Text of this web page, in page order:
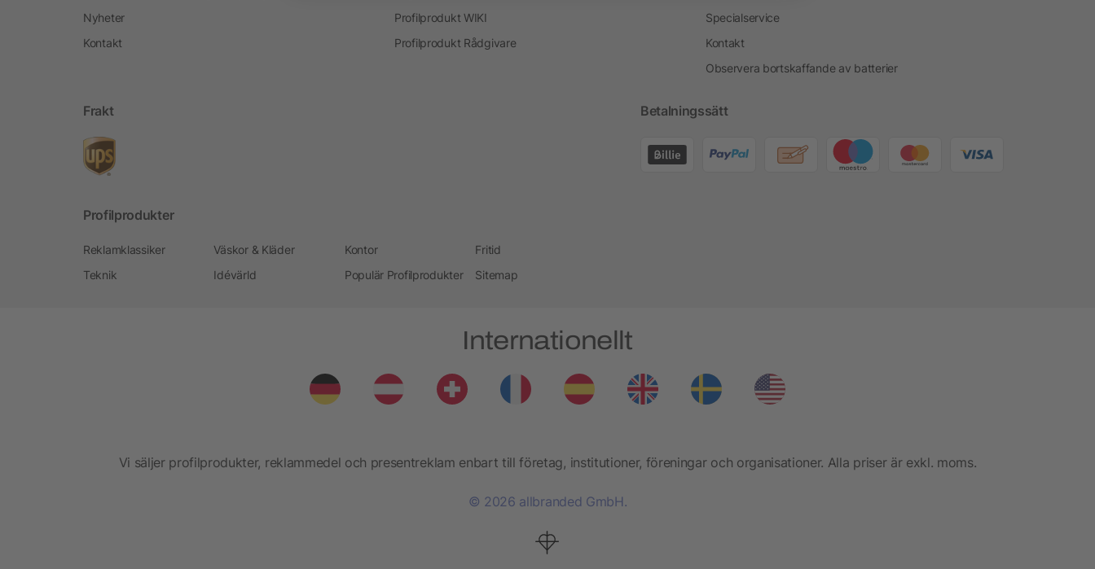
Nyheter
Kontakt
Profilprodukt WIKI
Profilprodukt Rådgivare
Specialservice
Kontakt
Observera bortskaffande av batterier
Frakt Betalningssätt
Profilprodukter
Reklamklassiker Väskor & Kläder Kontor
Fritid
Teknik
Idévärld Populär Profilprodukter Sitemap
Internationellt
Vi säljer profilprodukter, reklammedel och presentreklam enbart till företag, institutioner, föreningar och organisationer. Alla priser är exkl. moms.
© 2026 allbranded GmbH.